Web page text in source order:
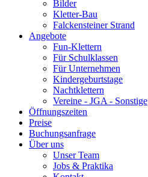
Bilder
Kletter-Bau
Falckensteiner Strand
Angebote
Fun-Klettern
Für Schulklassen
Für Unternehmen
Kindergeburtstage
Nachtklettern
Vereine - JGA - Sonstige
Öffnungszeiten
Preise
Buchungsanfrage
Über uns
Unser Team
Jobs & Praktika